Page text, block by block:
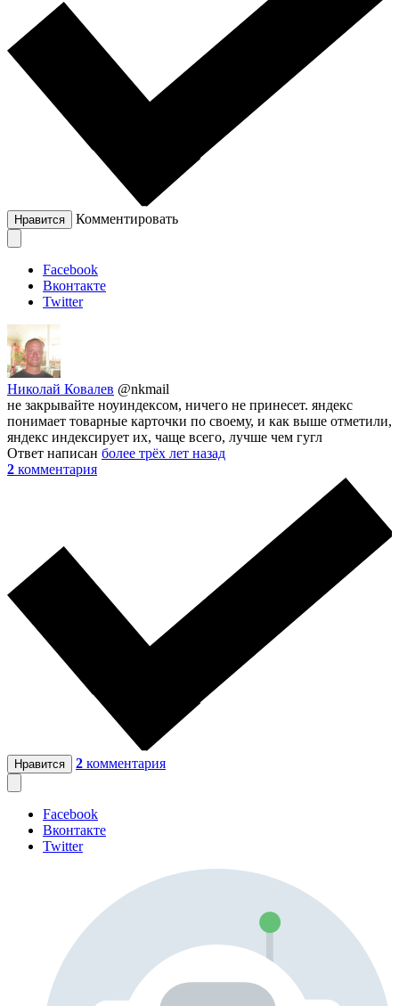
Нравится Комментировать
Facebook
Вконтакте
Twitter
Николай Ковалев @nkmail
не закрывайте ноуиндексом, ничего не принесет. яндекс
понимает товарные карточки по своему, и как выше отметили,
яндекс индексирует их, чаще всего, лучше чем гугл
Ответ написан более трёх лет назад
2 комментария
Нравится 2 комментария
Facebook
Вконтакте
Twitter